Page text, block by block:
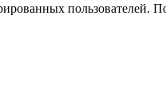
пользователей.